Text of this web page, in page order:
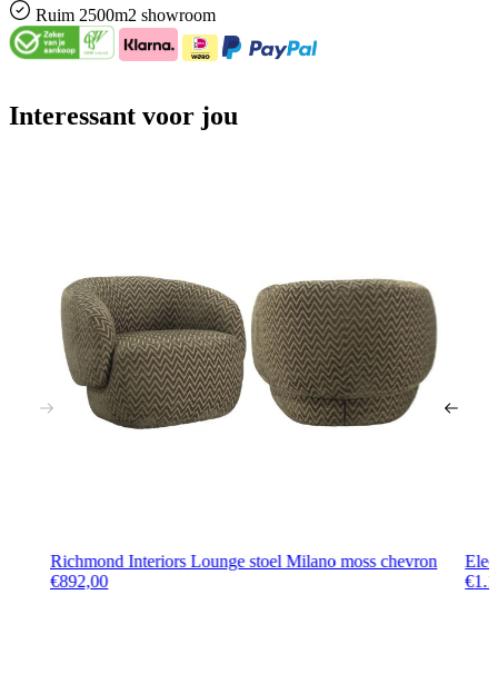
Ruim 2500m2 showroom
Interessant voor jou
Richmond Interiors Lounge stoel Milano moss chevron
€892,00
€